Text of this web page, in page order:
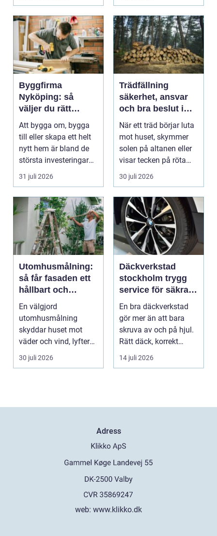
Byggfirma
Nyköping: så
väljer du rätt
partner för ditt
projekt
Att bygga om, bygga
till eller skapa ett helt
nytt hem är bland de
största investeringar
m...
31 juli 2026
Trädfällning
säkerhet, ansvar
och bra beslut i
trädgården
När ett träd börjar luta
mot huset, skymmer
solen på altanen eller
visar tecken på röta
uppstår ofta...
30 juli 2026
Utomhusmålning:
så får fasaden ett
hållbart och
vackert resultat
En välgjord
utomhusmålning
skyddar huset mot
väder och vind, lyfter
helhetsintrycket...
30 juli 2026
Däckverkstad
stockholm trygg
service för säkra
mil året runt
En bra däckverkstad
gör mer än att bara
skruva av och på hjul.
Rätt däck, korrekt
montering och rege...
14 juli 2026
Adress
web: www.klikko.dk